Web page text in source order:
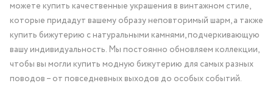
можете купить качественные украшения в винтажном стиле,
которые придадут вашему образу неповторимый шарм, а также
купить бижутерию с натуральными камнями, подчеркивающую
вашу индивидуальность. Мы постоянно обновляем коллекции,
чтобы вы могли купить модную бижутерию для самых разных
поводов – от повседневных выходов до особых событий.